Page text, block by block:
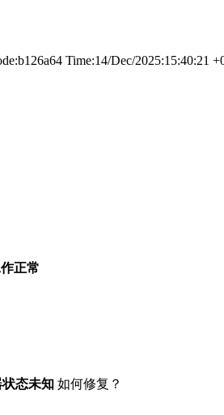
Time:14/Dec/2025:15:40:21
正常
态未知 如何修复？